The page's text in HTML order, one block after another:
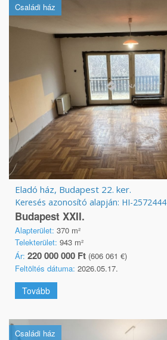
Családi ház
Eladó ház, Budapest 22. ker.
Keresés azonosító alapján: HI-2572444
Budapest XXII.
Alapterület: 370 m²
Telekterület: 943 m²
Ár: 220 000 000 Ft (606 061 €)
Feltöltés dátuma: 2026.05.17.
Tovább
Családi ház